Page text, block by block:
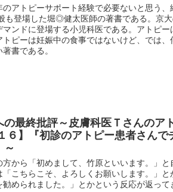
アトピーサポート経験で必要ないと思う、
も登場した堀◎健太医師の著書である。京
マンドに登場する小児科医である。アトピー
トピーは妊娠中の食事ではないけど、では
書である。
の最終批評～皮膚科医Ｔさんのア
６】『初診のアトピー患者さんで
～
方から「初めまして、竹原といいます。」と
「こちらこそ、よろしくお願いします。」
勧められました。」とかという反応が返って